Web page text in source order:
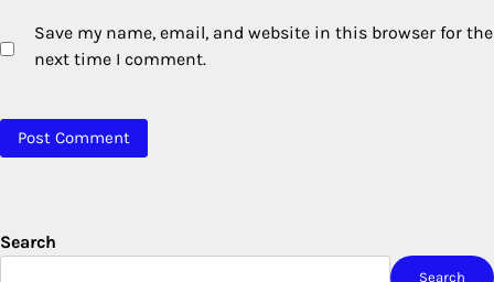
Save my name, email, and website in this browser for the
next time I comment.
Search
Search